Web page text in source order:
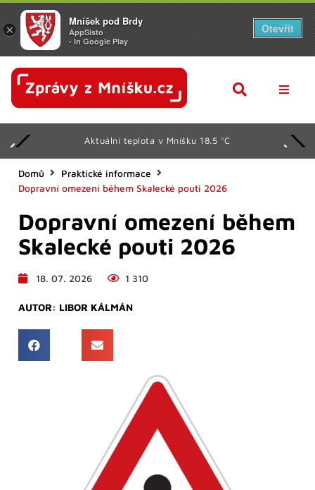
Z
Aktuální teplota v Mníšku 18.5 °C
Domů
Praktické informace
Dopravní omezení během Skalecké pouti 2026
Dopravní omezení během
Skalecké pouti 2026
18. 07. 2026 1 310
AUTOR: LIBOR KÁLMÁN
×
Mníšek pod Brdy
AppSisto
- In Google Play
Otevřít